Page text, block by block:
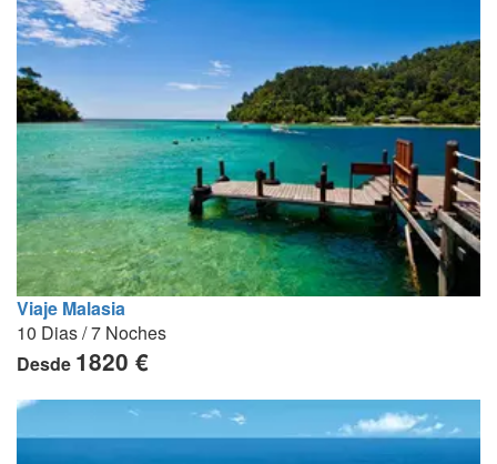
Viaje Malasia
10 Dias / 7 Noches
Desde 1820 €